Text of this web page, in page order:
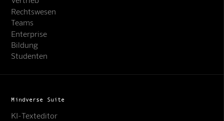
Rechtswesen
Teams
Enterprise
Bildung
Studenten
Mindverse Suite
KI-Texteditor